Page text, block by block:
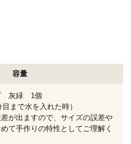
容量
灰緑 1個
まで水を入れた時）
が出ますので、サイズの誤差や
て手作りの特性としてご理解く